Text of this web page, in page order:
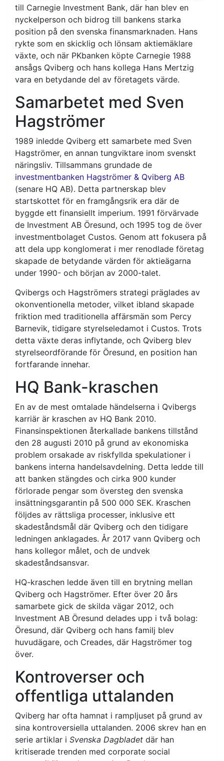
till Carnegie Investment Bank, där han blev en
nyckelperson och bidrog till bankens starka
position på den svenska finansmarknaden. Hans
rykte som en skicklig och lönsam aktiemäklare
växte, och när PKbanken köpte Carnegie 1988
ansågs Qviberg och hans kollega Hans Mertzig
vara en betydande del av företagets värde.
Samarbetet med Sven
Hagströmer
1989 inledde Qviberg ett samarbete med Sven
Hagströmer, en annan tungviktare inom svenskt
näringsliv. Tillsammans grundade de
investmentbanken Hagströmer & Qviberg AB
(senare HQ AB). Detta partnerskap blev
startskottet för en framgångsrik era där de
byggde ett finansiellt imperium. 1991 förvärvade
de Investment AB Öresund, och 1995 tog de över
investmentbolaget Custos. Genom att fokusera på
att dela upp konglomerat i mer renodlade företag
skapade de betydande värden för aktieägarna
under 1990- och början av 2000-talet.
Qvibergs och Hagströmers strategi präglades av
okonventionella metoder, vilket ibland skapade
friktion med traditionella affärsmän som Percy
Barnevik, tidigare styrelseledamot i Custos. Trots
detta växte deras inflytande, och Qviberg blev
styrelseordförande för Öresund, en position han
fortfarande innehar.
HQ Bank-kraschen
En av de mest omtalade händelserna i Qvibergs
karriär är kraschen av HQ Bank 2010.
Finansinspektionen återkallade bankens tillstånd
den 28 augusti 2010 på grund av ekonomiska
problem orsakade av riskfyllda spekulationer i
bankens interna handelsavdelning. Detta ledde till
att banken stängdes och cirka 900 kunder
förlorade pengar som översteg den svenska
insättningsgarantin på 500 000 SEK. Kraschen
följdes av rättsliga processer, inklusive ett
skadeståndsmål där Qviberg och den tidigare
ledningen anklagades. År 2017 vann Qviberg och
hans kollegor målet, och de undvek
skadeståndsansvar.
HQ-kraschen ledde även till en brytning mellan
Qviberg och Hagströmer. Efter över 20 års
samarbete gick de skilda vägar 2012, och
Investment AB Öresund delades upp i två bolag:
Öresund, där Qviberg och hans familj blev
huvudägare, och Creades, där Hagströmer tog
över.
Kontroverser och
offentliga uttalanden
Qviberg har ofta hamnat i rampljuset på grund av
sina kontroversiella uttalanden. 2006 skrev han en
serie artiklar i Svenska Dagbladet där han
kritiserade trenden med corporate social